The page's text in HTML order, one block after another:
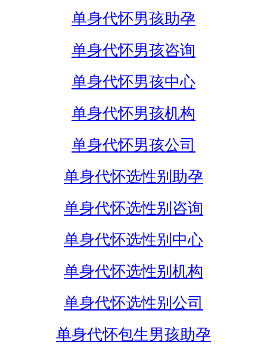
单身代怀男孩助孕
单身代怀男孩咨询
单身代怀男孩中心
单身代怀男孩机构
单身代怀男孩公司
单身代怀选性别助孕
单身代怀选性别咨询
单身代怀选性别中心
单身代怀选性别机构
单身代怀选性别公司
单身代怀包生男孩助孕